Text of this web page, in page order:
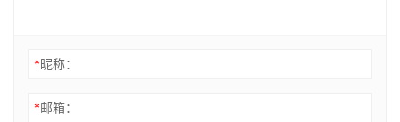
*昵称：
*邮箱：